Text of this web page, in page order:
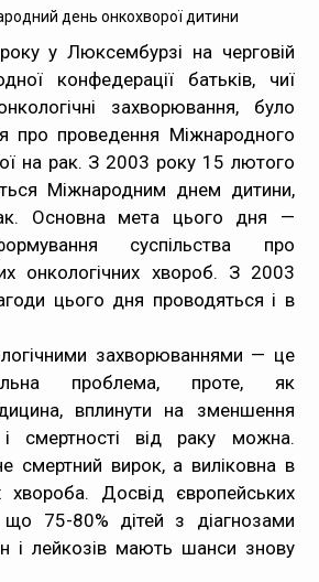
уЛюксембурзі на черговій
конфедерації батьків, чиї
захворювання, було
про проведення Міжнародного
на рак. З 2003 року 15 лютого
Міжнародним днем дитини,
. Основна мета цього дня —
суспільства про
онкологічних хвороб. З 2003
цього дня проводяться і в
захворюваннями — це
проблема, проте, як
вплинути на зменшення
і смертності від раку можна.
смертний вирок, а виліковна в
хвороба. Досвід європейських
що 75-80% дітей з діагнозами
і лейкозів мають шанси знову